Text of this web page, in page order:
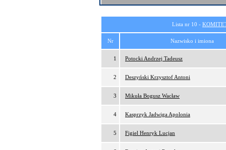
Lista nr 10 -
Nr Nazwisko i imiona
1 Potocki Andrzej Tadeusz
2 Deszyński Krzysztof Antoni
3 Mikuła Bogusz Wacław
4 Kasprzyk Jadwiga Apolonia
5 Figiel Henryk Lucjan